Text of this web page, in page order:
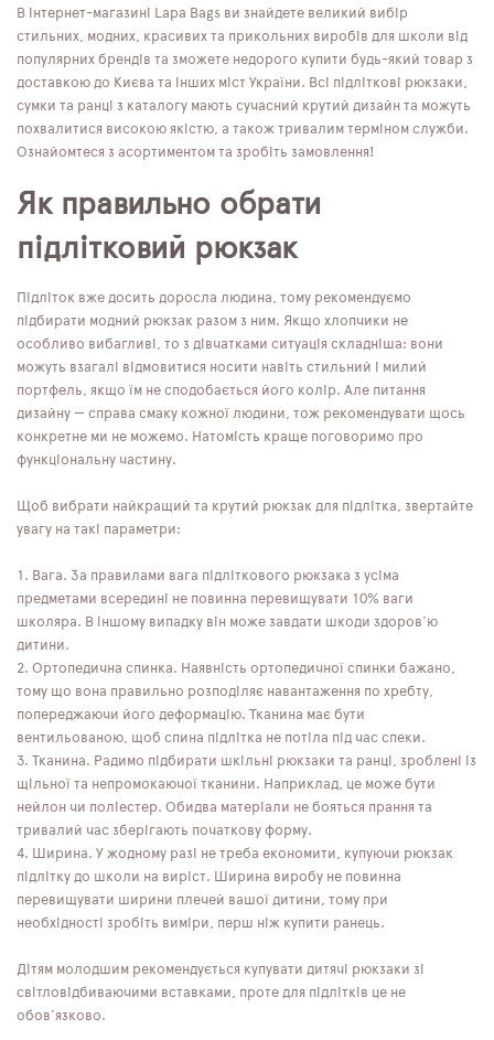
В інтернет-магазині Lapa Bags ви знайдете великий вибір
стильних, модних, красивих та прикольних виробів для школи від
популярних брендів та зможете недорого купити будь-який товар з
доставкою до Києва та інших міст України. Всі підліткові рюкзаки,
сумки та ранці з каталогу мають сучасний крутий дизайн та можуть
похвалитися високою якістю, а також тривалим терміном служби.
Ознайомтеся з асортиментом та зробіть замовлення!
Як правильно обрати
підлітковий рюкзак
Підліток вже досить доросла людина, тому рекомендуємо
підбирати модний рюкзак разом з ним. Якщо хлопчики не
особливо вибагливі, то з дівчатками ситуація складніша: вони
можуть взагалі відмовитися носити навіть стильний і милий
портфель, якщо їм не сподобається його колір. Але питання
дизайну — справа смаку кожної людини, тож рекомендувати щось
конкретне ми не можемо. Натомість краще поговоримо про
функціональну частину.
Щоб вибрати найкращий та крутий рюкзак для підлітка, звертайте
увагу на такі параметри:
Вага. За правилами вага підліткового рюкзака з усіма
предметами всередині не повинна перевищувати 10% ваги
школяра. В іншому випадку він може завдати шкоди здоров'ю
дитини.
Ортопедична спинка. Наявність ортопедичної спинки бажано,
тому що вона правильно розподіляє навантаження по хребту,
попереджаючи його деформацію. Тканина має бути
вентильованою, щоб спина підлітка не потіла під час спеки.
Тканина. Радимо підбирати шкільні рюкзаки та ранці, зроблені із
щільної та непромокаючої тканини. Наприклад, це може бути
нейлон чи поліестер. Обидва матеріали не бояться прання та
тривалий час зберігають початкову форму.
Ширина. У жодному разі не треба економити, купуючи рюкзак
підлітку до школи на виріст. Ширина виробу не повинна
перевищувати ширини плечей вашої дитини, тому при
необхідності зробіть виміри, перш ніж купити ранець.
Дітям молодшим рекомендується купувати дитячі рюкзаки зі
світловідбиваючими вставками, проте для підлітків це не
обов'язково.